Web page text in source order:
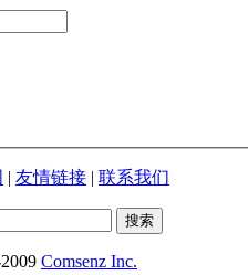
| 友情链接 | 联系我们
Comsenz Inc.